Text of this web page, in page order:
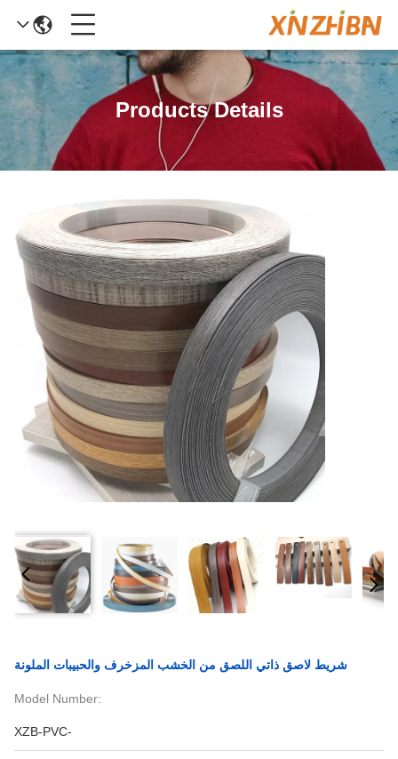
Products Details
شريط لاصق ذاتي اللصق من الخشب المزخرف والحبيبات الملونة
Model Number:
XZB-PVC-